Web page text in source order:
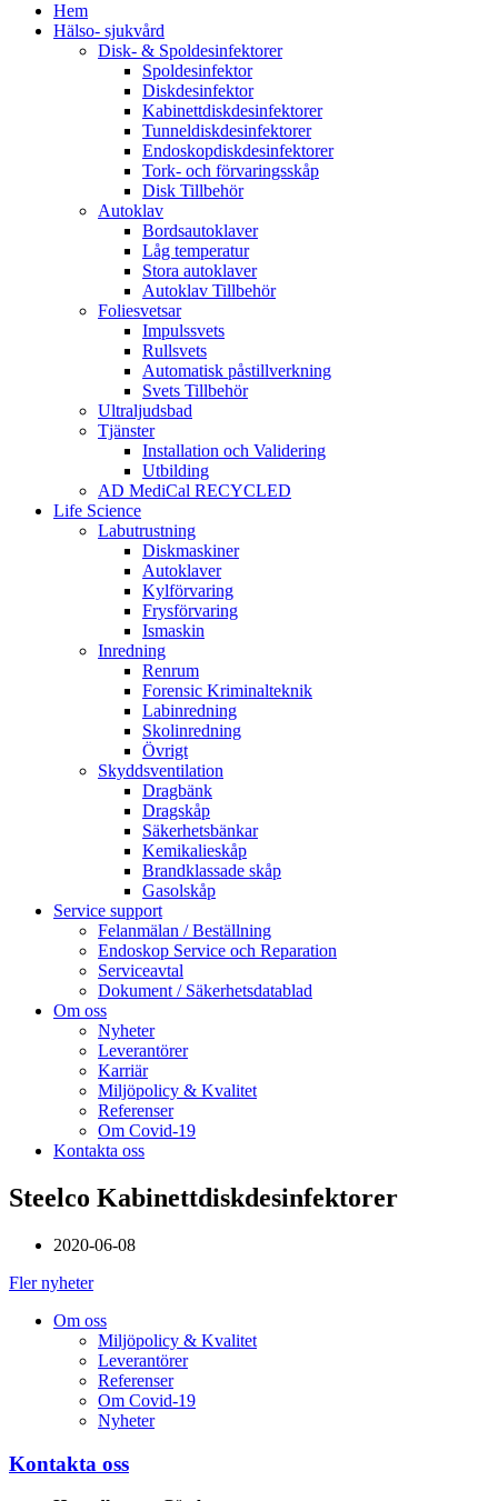
Hem
Hälso- sjukvård
Disk- & Spoldesinfektorer
Spoldesinfektor
Diskdesinfektor
Kabinettdiskdesinfektorer
Tunneldiskdesinfektorer
Endoskopdiskdesinfektorer
Tork- och förvaringsskåp
Disk Tillbehör
Autoklav
Bordsautoklaver
Låg temperatur
Stora autoklaver
Autoklav Tillbehör
Foliesvetsar
Impulssvets
Rullsvets
Automatisk påstillverkning
Svets Tillbehör
Ultraljudsbad
Tjänster
Installation och Validering
Utbilding
AD MediCal RECYCLED
Life Science
Labutrustning
Diskmaskiner
Autoklaver
Kylförvaring
Frysförvaring
Ismaskin
Inredning
Renrum
Forensic Kriminalteknik
Labinredning
Skolinredning
Övrigt
Skyddsventilation
Dragbänk
Dragskåp
Säkerhetsbänkar
Kemikalieskåp
Brandklassade skåp
Gasolskåp
Service support
Felanmälan / Beställning
Endoskop Service och Reparation
Serviceavtal
Dokument / Säkerhetsdatablad
Om oss
Nyheter
Leverantörer
Karriär
Miljöpolicy & Kvalitet
Referenser
Om Covid-19
Kontakta oss
Steelco Kabinettdiskdesinfektorer
2020-06-08
Fler nyheter
Om oss
Miljöpolicy & Kvalitet
Leverantörer
Referenser
Om Covid-19
Nyheter
Kontakta oss